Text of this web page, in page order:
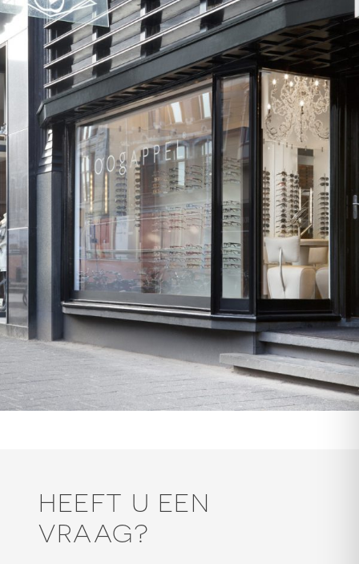
HEEFT U EEN
VRAAG?